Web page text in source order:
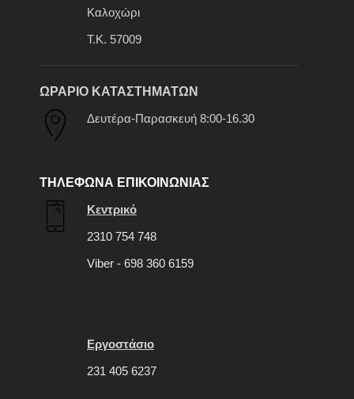
Καλοχώρι
Τ.Κ. 57009
ΩΡΑΡΙΟ ΚΑΤΑΣΤΗΜΑΤΩΝ
Δευτέρα-Παρασκευή 8:00-16.30
ΤΗΛΕΦΩΝΑ ΕΠΙΚΟΙΝΩΝΙΑΣ
Κεντρικό
2310 754 748
Viber - 698 360 6159
Εργοστάσιο
231 405 6237